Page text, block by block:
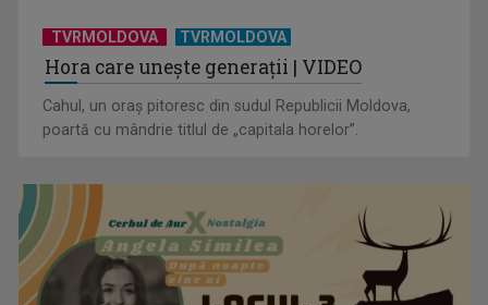
Serialul „Toate pânzele sus!” ne umple duminicile de
TVRMOLDOVA TVRMOLDOVA
Hora care unește generații | VIDEO
Cahul, un oraș pitoresc din sudul Republicii Moldova,
poartă cu mândrie titlul de „capitala horelor”.